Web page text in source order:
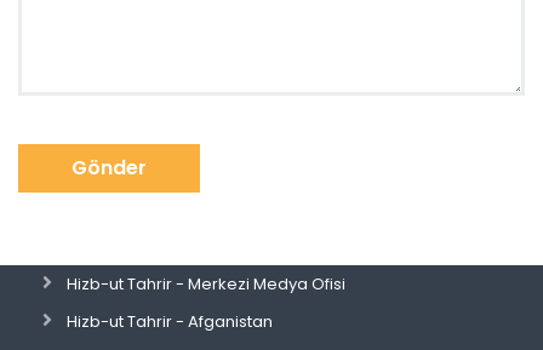
Gönder
Hizb-ut Tahrir - Merkezi Medya Ofisi
Hizb-ut Tahrir - Afganistan